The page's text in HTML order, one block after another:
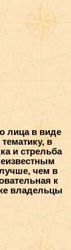
лица в виде
в
и стрельба
чем в
к
владельцы